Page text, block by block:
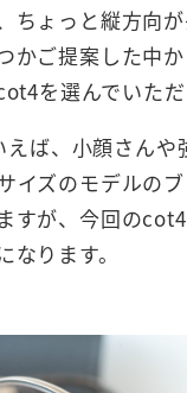
ちょっと縦方向
かご提案した中
を選んでいただ
えば、小顔さんや
イズのモデルの
すが、今回の
なります。